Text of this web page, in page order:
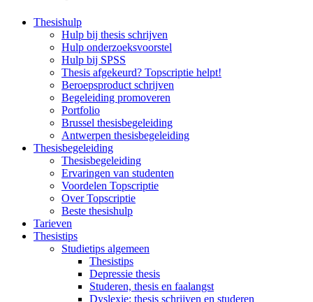
Thesishulp
Hulp bij thesis schrijven
Hulp onderzoeksvoorstel
Hulp bij SPSS
Thesis afgekeurd? Topscriptie helpt!
Beroepsproduct schrijven
Begeleiding promoveren
Portfolio
Brussel thesisbegeleiding
Antwerpen thesisbegeleiding
Thesisbegeleiding
Thesisbegeleiding
Ervaringen van studenten
Voordelen Topscriptie
Over Topscriptie
Beste thesishulp
Tarieven
Thesistips
Studietips algemeen
Thesistips
Depressie thesis
Studeren, thesis en faalangst
Dyslexie: thesis schrijven en studeren